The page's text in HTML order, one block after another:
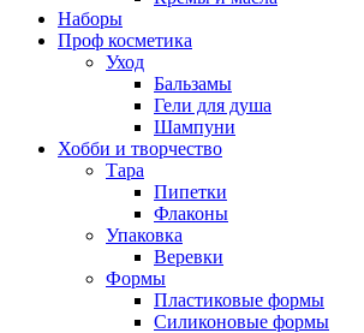
Наборы
Проф косметика
Уход
Бальзамы
Гели для душа
Шампуни
Хобби и творчество
Тара
Пипетки
Флаконы
Упаковка
Веревки
Формы
Пластиковые формы
Силиконовые формы